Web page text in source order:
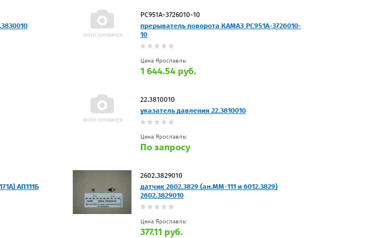
РС951А-3726010-10
прерыватель поворота КАМАЗ РС951А-3726010-
10
Цена Ярославль:
1 644.54 руб.
22.3810010
указатель давления 22.3810010
Цена Ярославль:
По запросу
АП111Б
2602.3829010
датчик 2602.3829 (ан.ММ-111 и 6012.3829)
2602.3829010
Цена Ярославль:
377.11 руб.